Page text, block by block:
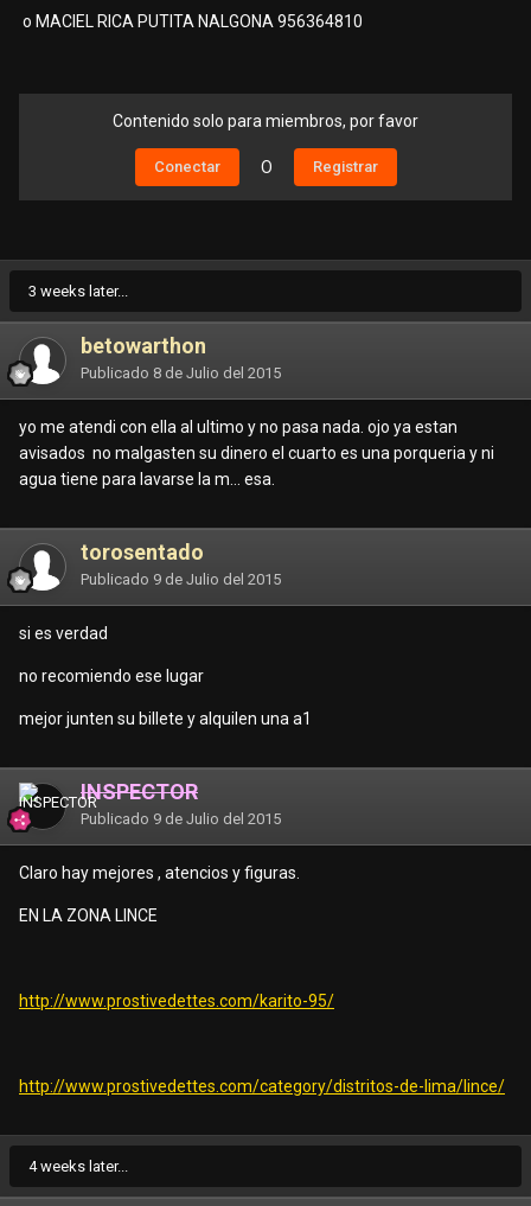
o MACIEL RICA PUTITA NALGONA 956364810
Contenido solo para miembros, por favor
Conectar O Registrar
3 weeks later...
betowarthon
Publicado 8 de Julio del 2015
yo me atendi con ella al ultimo y no pasa nada. ojo ya estan
avisados no malgasten su dinero el cuarto es una porqueria y ni
agua tiene para lavarse la m... esa.
torosentado
Publicado 9 de Julio del 2015
si es verdad
no recomiendo ese lugar
mejor junten su billete y alquilen una a1
INSPECTOR
Publicado 9 de Julio del 2015
Claro hay mejores , atencios y figuras.
EN LA ZONA LINCE
http://www.prostivedettes.com/karito-95/
http://www.prostivedettes.com/category/distritos-de-lima/lince/
4 weeks later...